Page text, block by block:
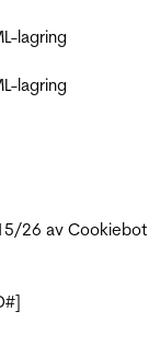
lagring
lagring
26 av Cookiebot